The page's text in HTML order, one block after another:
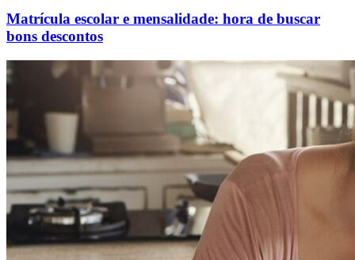
Matrícula escolar e mensalidade: hora de buscar
bons descontos